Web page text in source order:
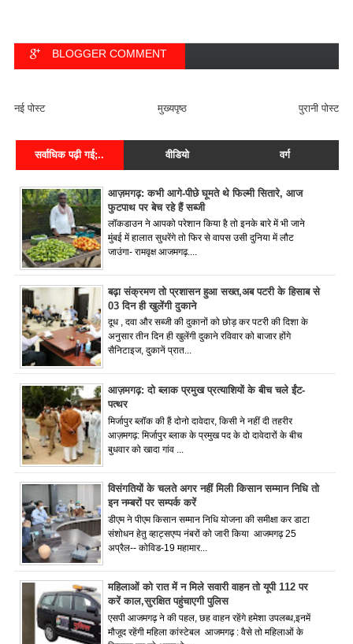
BLOGGER COMMENT
नई पोस्ट पुरानी पोस्ट
मुख्यपृष्ठ
सर्वाधिक पढ़ी गई;.. वीडियो वर्ग
आज़मगढ़: कभी आगे-पीछे घूमते थे फिल्मी सितारे, आज
फुटपाथ पर बेच रहे हैं सब्जी
लॉकडाउन ने आपको परेशान किया है तो इनके बारे में भी जाने
मुंबई में हालात सुधरेंगे तो फिर से वापस उसी दुनिया में लौट
जाउंगा- रामवृक्ष आजमगढ़....
बढ़ा संक्रमण तो प्रशासन हुआ सख्त,अब पटरी के हिसाब से
03 दिन ही खुलेंगी दुकाने
दूध , दवा और सब्जी की दुकानों को छोड़ कर पटरी की दिशा के
अनुसार तीन दिन ही खुलेंगी दुकाने रविवार को बाजार होंगे
सैनिटाइज, दुकानें प्रात...
आज़मगढ़: दो ब्लाक प्रमुख प्रत्याशियों के बीच चले ईंट-
पत्थर
मिर्जापुर ब्लॉक की हैं दोनो दावेदार, किसी ने नहीं दी तहरीर
आज़मगढ़: मिर्जापुर ब्लाक के प्रमुख पद के दो दावेदारों के बीच
बुधवार को खादा गांव ...
विसंगतियों के चलते अगर नहीं मिली किसान सम्मान निधि तो
इन नम्बरों पर सम्पर्क करें
डीएम ने पीएम किसान सम्मान निधि योजना की समीक्षा कर डाटा
संशोधन हेतु व्हाट्सएप्प नंबरों को जारी किया आजमगढ़ 25
अप्रैल-- कोविड-19 महामार...
महिलाओं को रात में न मिले सवारी वाहन तो यूपी 112 पर
करें काल,सुरक्षित पहुंचाएगी पुलिस
एसपी आजमगढ़ ने की पहल, छह वाहन रहेंगे हमेशा उपलब्ध,इनमें
मौजूद रहेंगी महिला कांस्टेबल आजमगढ़ : वैसे तो महिलाओं के